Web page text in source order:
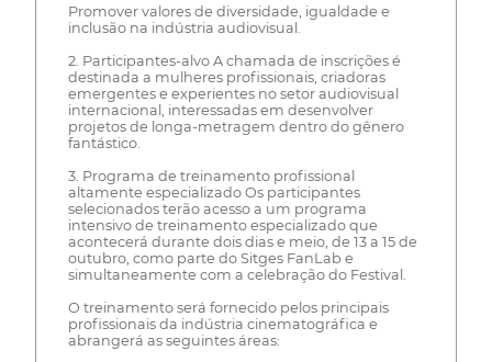
Promover valores de diversidade, igualdade e
inclusão na indústria audiovisual.
2. Participantes-alvo A chamada de inscrições é
destinada a mulheres profissionais, criadoras
emergentes e experientes no setor audiovisual
internacional, interessadas em desenvolver
projetos de longa-metragem dentro do gênero
fantástico.
3. Programa de treinamento profissional
altamente especializado Os participantes
selecionados terão acesso a um programa
intensivo de treinamento especializado que
acontecerá durante dois dias e meio, de 13 a 15 de
outubro, como parte do Sitges FanLab e
simultaneamente com a celebração do Festival.
O treinamento será fornecido pelos principais
profissionais da indústria cinematográfica e
abrangerá as seguintes áreas: